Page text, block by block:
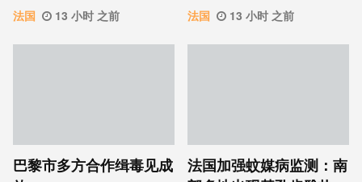
法国 13 小时 之前 法国 13 小时 之前
巴黎市多方合作缉毒见成
法国加强蚊媒病监测：南